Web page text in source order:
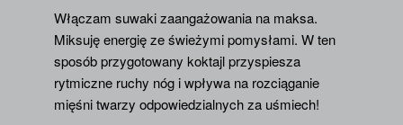
Włączam suwaki zaangażowania na maksa.
Miksuję energię ze świeżymi pomysłami. W ten
sposób przygotowany koktajl przyspiesza
rytmiczne ruchy nóg i wpływa na rozciąganie
mięśni twarzy odpowiedzialnych za uśmiech!